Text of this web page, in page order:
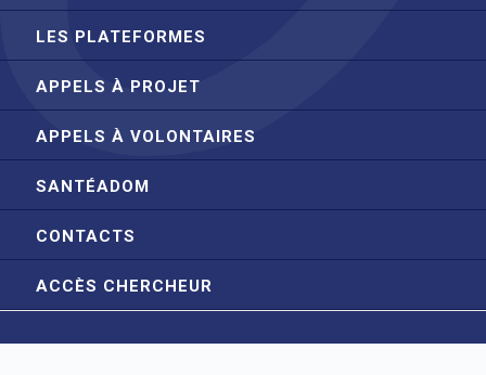
LES PLATEFORMES
APPELS À PROJET
APPELS À VOLONTAIRES
SANTÉADOM
CONTACTS
ACCÈS CHERCHEUR